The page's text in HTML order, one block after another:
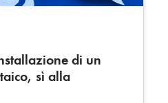
di un
sì alla